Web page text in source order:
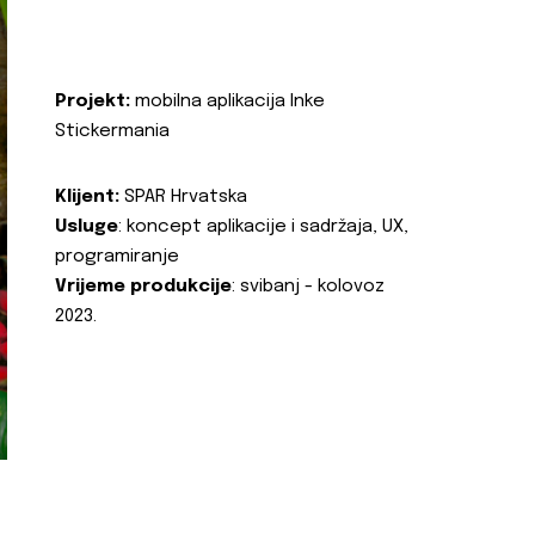
Projekt: mobilna aplikacija Inke
Stickermania
Klijent: SPAR Hrvatska
Usluge: koncept aplikacije i sadržaja, UX,
programiranje
Vrijeme produkcije: svibanj - kolovoz
2023.